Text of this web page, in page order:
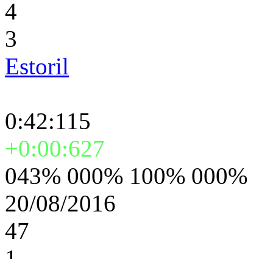
4
3
Estoril
0:42:115
+0:00:627
043% 000% 100% 000%
20/08/2016
47